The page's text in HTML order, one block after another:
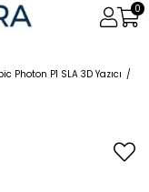
0
Photon P1 SLA 3D Yazıcı